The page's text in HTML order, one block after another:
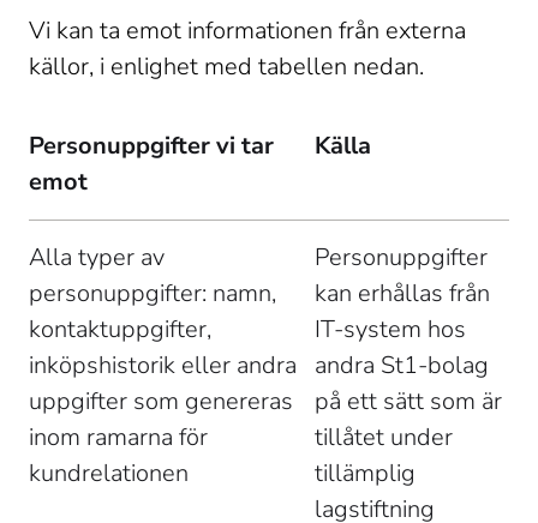
Vi kan ta emot informationen från externa
källor, i enlighet med tabellen nedan.
Personuppgifter vi tar
emot
Källa
Alla typer av
personuppgifter: namn,
kontaktuppgifter,
inköpshistorik eller andra
uppgifter som genereras
inom ramarna för
kundrelationen
Personuppgifter
kan erhållas från
IT-system hos
andra St1-bolag
på ett sätt som är
tillåtet under
tillämplig
lagstiftning